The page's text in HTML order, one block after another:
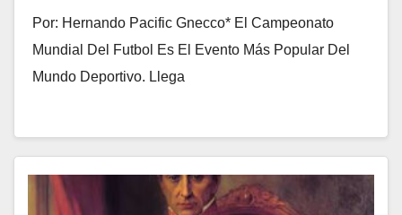
Por: Hernando Pacific Gnecco* El Campeonato
Mundial Del Futbol Es El Evento Más Popular Del
Mundo Deportivo. Llega